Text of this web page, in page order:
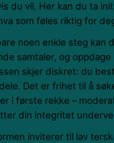
du vil. Her kan du ta
som føles riktig for
noen enkle steg kan
samtaler, og
skjer diskret: du
Det er frihet til å
i første rekke –
din integritet
inviterer til lav